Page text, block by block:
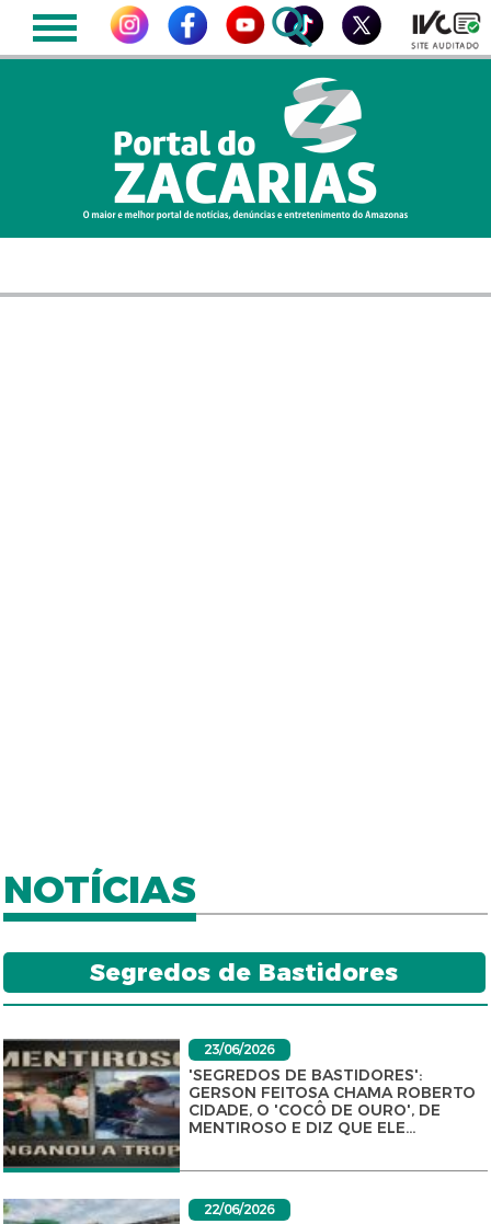
NOTÍCIAS
Segredos de Bastidores
23/06/2026
'SEGREDOS DE BASTIDORES':
GERSON FEITOSA CHAMA ROBERTO
CIDADE, O 'COCÔ DE OURO', DE
MENTIROSO E DIZ QUE ELE...
22/06/2026